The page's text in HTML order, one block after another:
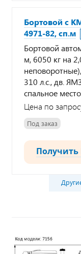
Бортовой с
4971-82, сп.м
Бортовой
м, 6050 кг на
310 л.с., дв.
спальное место
Цена по
Под заказ
Получить